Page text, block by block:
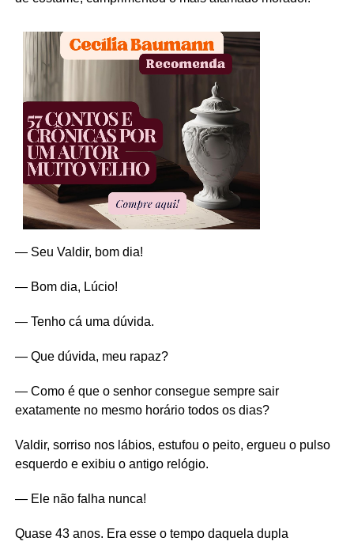
— Seu Valdir, bom dia!
— Bom dia, Lúcio!
— Tenho cá uma dúvida.
— Que dúvida, meu rapaz?
— Como é que o senhor consegue sempre sair
exatamente no mesmo horário todos os dias?
Valdir, sorriso nos lábios, estufou o peito, ergueu o pulso
esquerdo e exibiu o antigo relógio.
— Ele não falha nunca!
Quase 43 anos. Era esse o tempo daquela dupla